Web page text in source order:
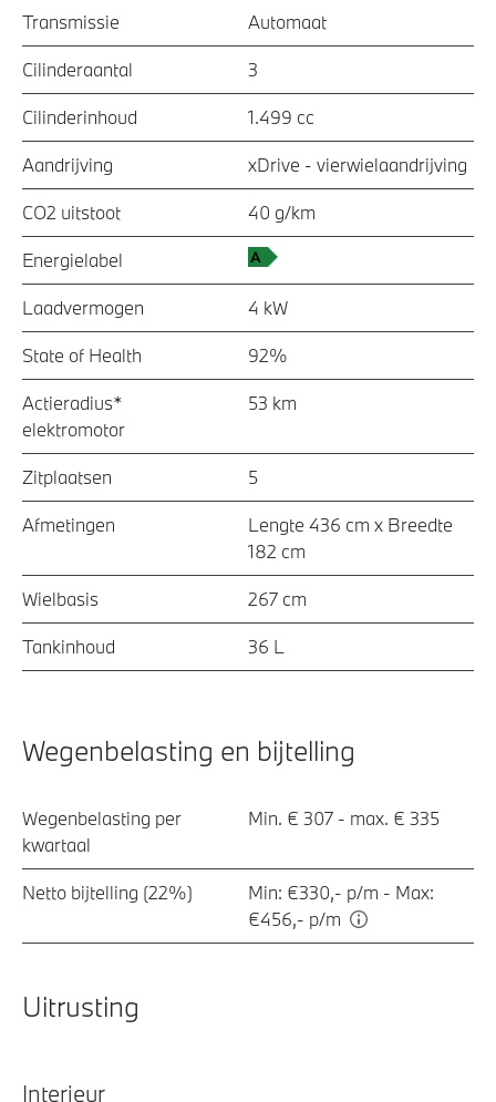
Transmissie Automaat
Cilinderaantal 3
Cilinderinhoud 1.499 cc
Aandrijving xDrive - vierwielaandrijving
CO2 uitstoot 40 g/km
Energielabel
Laadvermogen 4 kW
State of Health 92%
Actieradius*
elektromotor
53 km
Zitplaatsen 5
Afmetingen
Lengte 436 cm x Breedte
182 cm
Wielbasis 267 cm
Tankinhoud 36 L
Wegenbelasting en bijtelling
Wegenbelasting per
kwartaal
Min. € 307 - max. € 335
Netto bijtelling (22%)
Min: €330,- p/m - Max:
€456,- p/m
Uitrusting
Interieur